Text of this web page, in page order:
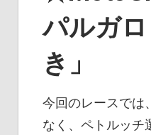
パルガ
き」
今回のレースでは
なく、ペトルッチ